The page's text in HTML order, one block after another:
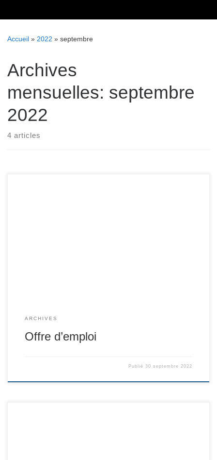
Accueil » 2022 » septembre
Archives
mensuelles: septembre
2022
4 articles
ARCHIVES
Offre d’emploi
Publié30 septembre 2022